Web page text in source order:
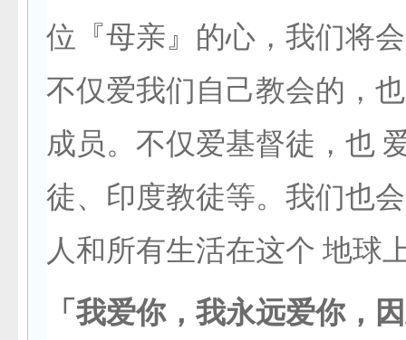
位『母亲』的心，我们将
不仅爱我们自己教会的，
成员。不仅爱基督徒，也
徒、印度教徒等。我们也
人和所有生活在这个 地球
「我爱你，我永远爱你，